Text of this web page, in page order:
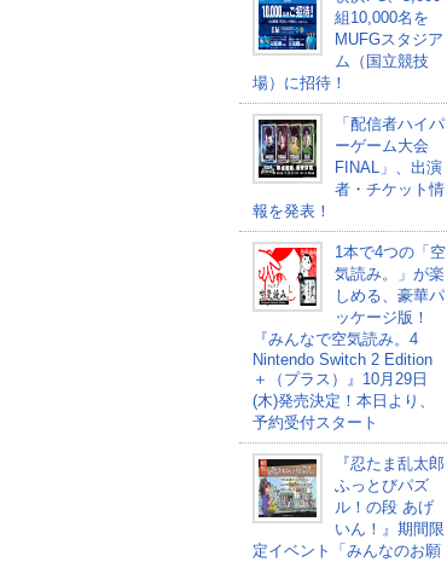
組10,000名を
MUFGスタジア
ム（国立競技
場）に招待！
「配信者ハイパ
ーゲーム大会
FINAL」、出演
者・チケット情
報を発表！
1本で4つの「空
気読み。」が楽
しめる、豪華パ
ッケージ版！
『みんなで空気読み。4
Nintendo Switch 2 Edition
＋（プラス）』10月29日
(木)発売決定！本日より、
予約受付スタート
『忍たま乱太郎
ふっとびパズ
ル！の段 あげ
いん！』期間限
定イベント「みんなのお願